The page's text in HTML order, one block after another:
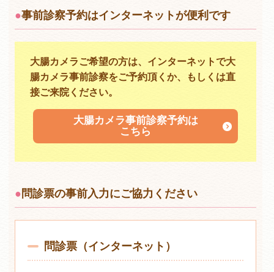
事前診察予約はインターネットが便利です
大腸カメラご希望の方は、インターネットで大
腸カメラ事前診察をご予約頂くか、もしくは直
接ご来院ください。
大腸カメラ事前診察予約は
こちら
問診票の事前入力にご協力ください
問診票（インターネット）